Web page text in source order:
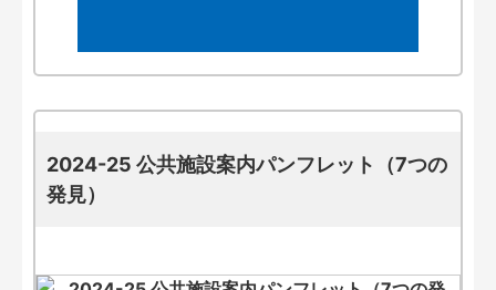
2024-25 公共施設案内パンフレット（7つの
発見）